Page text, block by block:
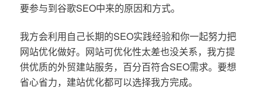
要参与到谷歌SEO中来的原因和方式。
我方会利用自己长期的SEO实践经验和你一起努力把
网站优化做好。网站可优化性太差也没关系，我方提
供优质的外贸建站服务，百分百符合SEO需求。要想
省心省力，建站优化都可以选择我方完成。